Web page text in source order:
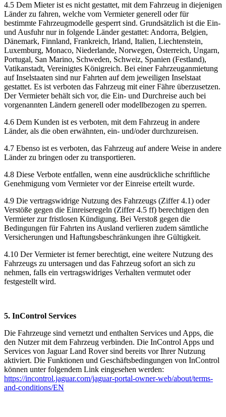
4.5 Dem Mieter ist es nicht gestattet, mit dem Fahrzeug in diejenigen
Länder zu fahren, welche vom Vermieter generell oder für
bestimmte Fahrzeugmodelle gesperrt sind. Grundsätzlich ist die Ein-
und Ausfuhr nur in folgende Länder gestattet: Andorra, Belgien,
Dänemark, Finnland, Frankreich, Irland, Italien, Liechtenstein,
Luxemburg, Monaco, Niederlande, Norwegen, Österreich, Ungarn,
Portugal, San Marino, Schweden, Schweiz, Spanien (Festland),
Vatikanstadt, Vereinigtes Königreich. Bei einer Fahrzeuganmietung
auf Inselstaaten sind nur Fahrten auf dem jeweiligen Inselstaat
gestattet. Es ist verboten das Fahrzeug mit einer Fähre überzusetzen.
Der Vermieter behält sich vor, die Ein- und Durchreise auch bei
vorgenannten Ländern generell oder modellbezogen zu sperren.
4.6 Dem Kunden ist es verboten, mit dem Fahrzeug in andere
Länder, als die oben erwähnten, ein- und/oder durchzureisen.
4.7 Ebenso ist es verboten, das Fahrzeug auf andere Weise in andere
Länder zu bringen oder zu transportieren.
4.8 Diese Verbote entfallen, wenn eine ausdrückliche schriftliche
Genehmigung vom Vermieter vor der Einreise erteilt wurde.
4.9 Die vertragswidrige Nutzung des Fahrzeugs (Ziffer 4.1) oder
Verstöße gegen die Einreiseregeln (Ziffer 4.5 ff) berechtigen den
Vermieter zur fristlosen Kündigung. Bei Verstoß gegen die
Bedingungen für Fahrten ins Ausland verlieren zudem sämtliche
Versicherungen und Haftungsbeschränkungen ihre Gültigkeit.
4.10 Der Vermieter ist ferner berechtigt, eine weitere Nutzung des
Fahrzeugs zu untersagen und das Fahrzeug sofort an sich zu
nehmen, falls ein vertragswidriges Verhalten vermutet oder
festgestellt wird.
5. InControl Services
Die Fahrzeuge sind vernetzt und enthalten Services und Apps, die
den Nutzer mit dem Fahrzeug verbinden. Die InControl Apps und
Services von Jaguar Land Rover sind bereits vor Ihrer Nutzung
aktiviert. Die Funktionen und Geschäftsbedingungen von InControl
können unter folgendem Link eingesehen werden:
https://incontrol.jaguar.com/jaguar-portal-owner-web/about/terms-
and-conditions/EN